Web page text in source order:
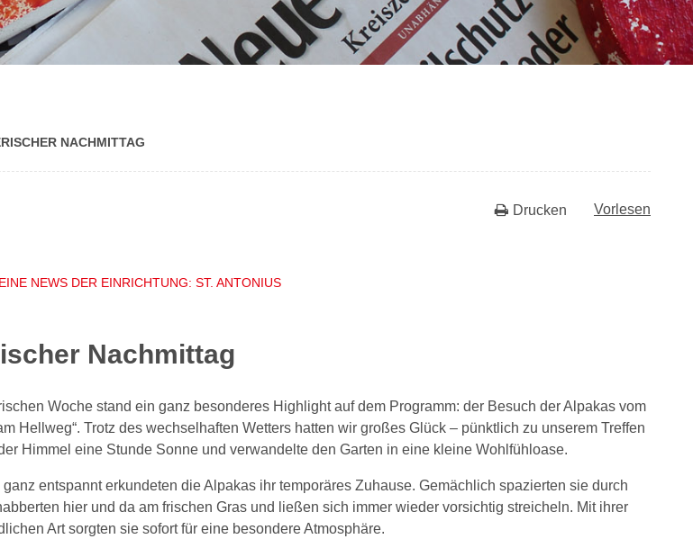
NACHMITTAG
Vorlesen
Drucken
EINE NEWS DER EINRICHTUNG: ST. ANTONIUS
Nachmittag
Woche stand ein ganz besonderes Highlight auf dem Programm: der Besuch der Alpakas vom
Hellweg“. Trotz des wechselhaften Wetters hatten wir großes Glück – pünktlich zu unserem Treffen
Himmel eine Stunde Sonne und verwandelte den Garten in eine kleine Wohlfühloase.
entspannt erkundeten die Alpakas ihr temporäres Zuhause. Gemächlich spazierten sie durch
hier und da am frischen Gras und ließen sich immer wieder vorsichtig streicheln. Mit ihrer
Art sorgten sie sofort für eine besondere Atmosphäre.